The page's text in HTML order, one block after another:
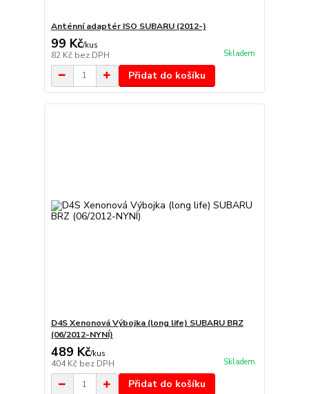
Anténní adaptér ISO SUBARU (2012-)
99 Kč/kus
82 Kč bez DPH Skladem
Přidat do košíku
D4S Xenonová Výbojka (long life) SUBARU BRZ
(06/2012-NYNÍ)
489 Kč/kus
404 Kč bez DPH Skladem
Přidat do košíku